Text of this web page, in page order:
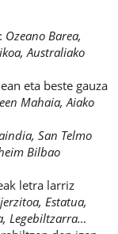
Ozeano Barea,
Australiako
eta beste gauza
Mahaia, Aiako
San Telmo
Bilbao
letra larriz
Estatua,
Legebiltzarra…